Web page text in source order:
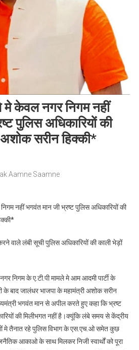
मे केवल नगर निगम नहीं
पुलिस अधिकारियों की
सरीन हिक्की*
Aamne Saamne
नहीं भगवंत मान जी भ्रष्ट पुलिस अधिकारियों की
वाले लंबी सूची पुलिस अधिकारियों की काली भेड़ों
निगम के ए.टी.पी मामले मे आम आदमी पार्टी के
के बाद जालंधर भाजपा के महामंत्री अशोक सरीन
भगवंत मान से अपील करते हुए कहा कि भ्रष्ट
की मिलीभगत नहीं है।क्यूंकि लंबे समय से केंद्रीय
मे तैनात रहे पुलिस विभाग के एस.एच.ओ समेत कुछ
आकाओ के साथ मिलकर निजी स्वार्थों को पूरा